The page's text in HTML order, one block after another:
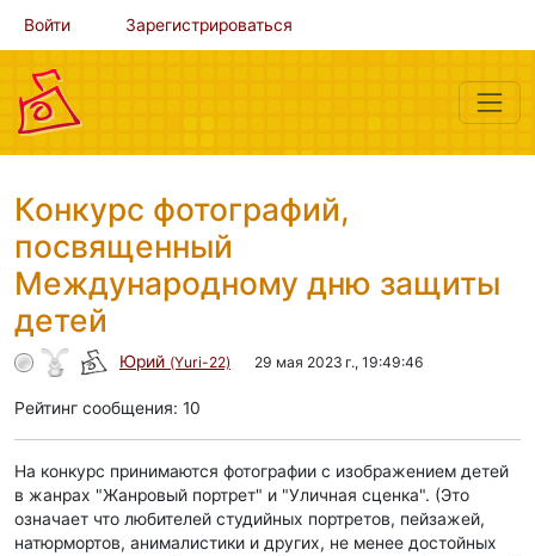
Войти Зарегистрироваться
Конкурс фотографий,
посвященный
Международному дню защиты
детей
Юрий (Yuri-22) 29 мая 2023 г., 19:49:46
Рейтинг сообщения: 10
На конкурс принимаются фотографии с изображением детей
в жанрах "Жанровый портрет" и "Уличная сценка". (Это
означает что любителей студийных портретов, пейзажей,
натюрмортов, анималистики и других, не менее достойных